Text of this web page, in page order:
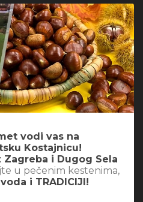
vodi vas na
Kostajnicu!
Zagreba i Dugog Sela
u pečenim kestenima,
i TRADICIJI!